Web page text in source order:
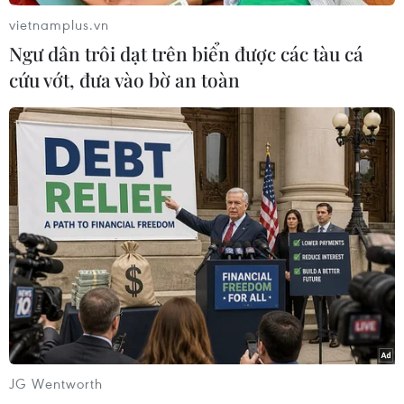
#Eastern Endeavor 23
#Vệ tinh do thám
#Căn cứ hải quân Hàn Quốc
Theo dõi VietnamPlus
TIN LIÊN QUAN
vietnamplus.vn
Ngư dân trôi dạt trên biển được các tàu cá
cứu vớt, đưa vào bờ an toàn
JG Wentworth